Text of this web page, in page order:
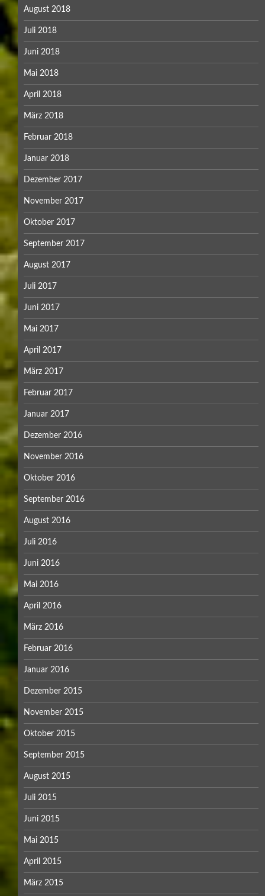
August 2018
Juli 2018
Juni 2018
Mai 2018
April 2018
März 2018
Februar 2018
Januar 2018
Dezember 2017
November 2017
Oktober 2017
September 2017
August 2017
Juli 2017
Juni 2017
Mai 2017
April 2017
März 2017
Februar 2017
Januar 2017
Dezember 2016
November 2016
Oktober 2016
September 2016
August 2016
Juli 2016
Juni 2016
Mai 2016
April 2016
März 2016
Februar 2016
Januar 2016
Dezember 2015
November 2015
Oktober 2015
September 2015
August 2015
Juli 2015
Juni 2015
Mai 2015
April 2015
März 2015